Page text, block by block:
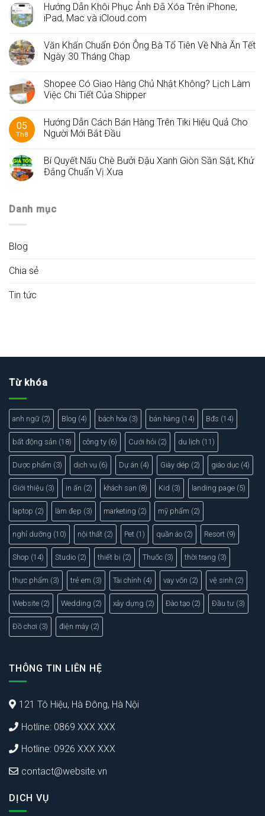
Hướng Dẫn Khôi Phục Ảnh Đã Xóa Trên iPhone,
iPad, Mac và iCloud.com
Văn Khấn Chuẩn Đón Ông Bà Tổ Tiên Về Nhà Ăn Tết
Ngày 30 Tháng Chạp
Shopee Có Giao Hàng Chủ Nhật Không? Lịch Làm
Việc Chi Tiết Của Shipper
05
Th8
Hướng Dẫn Cách Bán Hàng Trên Tiki Hiệu Quả Cho
Người Mới Bắt Đầu
Bí Quyết Nấu Chè Bưởi Đậu Xanh Giòn Sần Sật, Khử
Đắng Chuẩn Vị Xưa
Danh mục
Blog
Chia sẻ
Tin tức
Từ khóa
anh ngữ (2) Blog (4) bách hóa (3) bán hàng (14) Bđs (14)
bất động sản (18) công ty (6) Cưới hỏi (2) du lịch (11)
Dược phẩm (3) dịch vụ (6) Dự án (4) Giày dép (2) giáo dục (4)
Giới thiệu (3) in ấn (2) khách sạn (8) Kid (3) landing page (5)
laptop (2) làm đẹp (3) marketing (2) mỹ phẩm (2)
nghỉ dưỡng (10) nội thất (2) Pet (1) quần áo (2) Resort (9)
Shop (14) Studio (2) thiết bị (2) Thuốc (3) thời trang (3)
thực phẩm (3) trẻ em (3) Tài chính (4) vay vốn (2) vệ sinh (2)
Website (2) Wedding (2) xây dựng (2) Đào tạo (2) Đầu tư (3)
Đồ chơi (3) điện máy (2)
THÔNG TIN LIÊN HỆ
121 Tô Hiệu, Hà Đông, Hà Nội
Hotline: 0869 XXX XXX
Hotline: 0926 XXX XXX
contact@website.vn
DỊCH VỤ